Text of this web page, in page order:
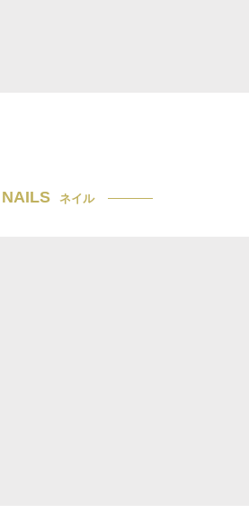
NAILS ネイル